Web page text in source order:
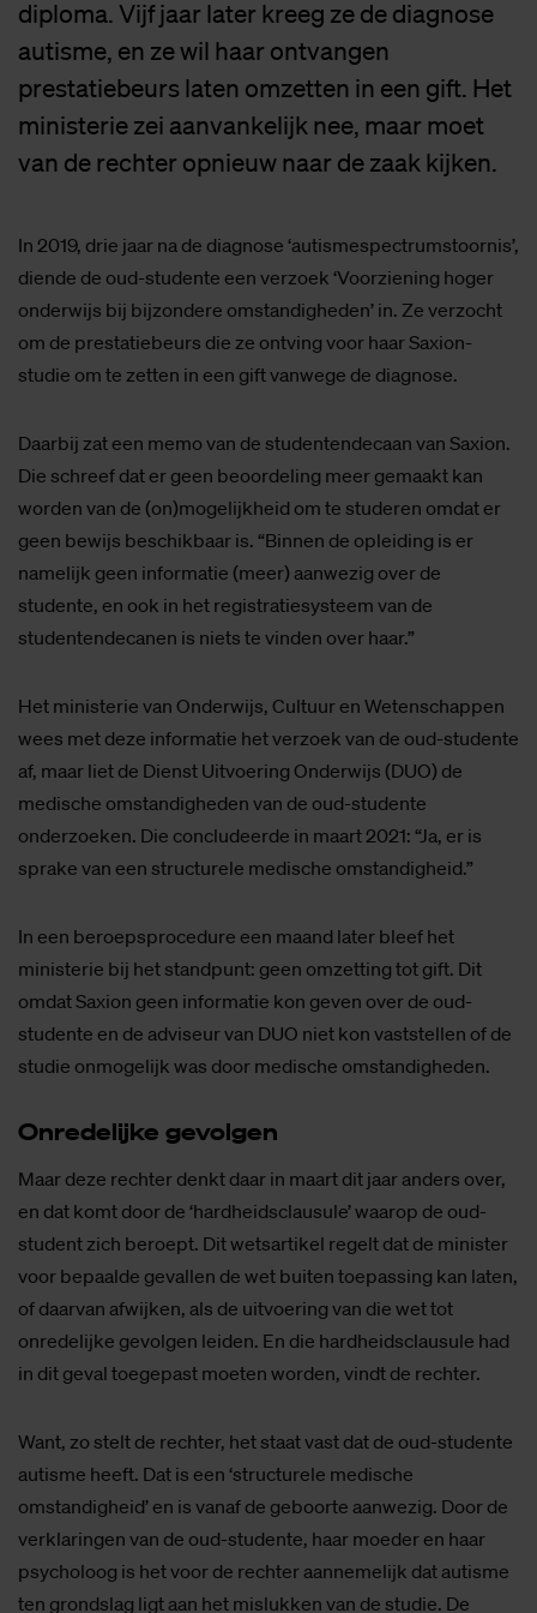
diploma. Vijf jaar later kreeg ze de diagnose
autisme, en ze wil haar ontvangen
prestatiebeurs laten omzetten in een gift. Het
ministerie zei aanvankelijk nee, maar moet
van de rechter opnieuw naar de zaak kijken.
In 2019, drie jaar na de diagnose ‘autismespectrumstoornis’,
diende de oud-studente een verzoek ‘Voorziening hoger
onderwijs bij bijzondere omstandigheden’ in. Ze verzocht
om de prestatiebeurs die ze ontving voor haar Saxion-
studie om te zetten in een gift vanwege de diagnose.
Daarbij zat een memo van de studentendecaan van Saxion.
Die schreef dat er geen beoordeling meer gemaakt kan
worden van de (on)mogelijkheid om te studeren omdat er
geen bewijs beschikbaar is. “Binnen de opleiding is er
namelijk geen informatie (meer) aanwezig over de
studente, en ook in het registratiesysteem van de
studentendecanen is niets te vinden over haar.”
Het ministerie van Onderwijs, Cultuur en Wetenschappen
wees met deze informatie het verzoek van de oud-studente
af, maar liet de Dienst Uitvoering Onderwijs (DUO) de
medische omstandigheden van de oud-studente
onderzoeken. Die concludeerde in maart 2021: “Ja, er is
sprake van een structurele medische omstandigheid.”
In een beroepsprocedure een maand later bleef het
ministerie bij het standpunt: geen omzetting tot gift. Dit
omdat Saxion geen informatie kon geven over de oud-
studente en de adviseur van DUO niet kon vaststellen of de
studie onmogelijk was door medische omstandigheden.
On­re­de­lij­ke ge­vol­gen
Maar deze rechter denkt daar in maart dit jaar anders over,
en dat komt door de ‘hardheidsclausule’ waarop de oud-
student zich beroept. Dit wetsartikel regelt dat de minister
voor bepaalde gevallen de wet buiten toepassing kan laten,
of daarvan afwijken, als de uitvoering van die wet tot
onredelijke gevolgen leiden. En die hardheidsclausule had
in dit geval toegepast moeten worden, vindt de rechter.
Want, zo stelt de rechter, het staat vast dat de oud-studente
autisme heeft. Dat is een ‘structurele medische
omstandigheid’ en is vanaf de geboorte aanwezig. Door de
verklaringen van de oud-studente, haar moeder en haar
psycholoog is het voor de rechter aannemelijk dat autisme
ten grondslag ligt aan het mislukken van de studie. De